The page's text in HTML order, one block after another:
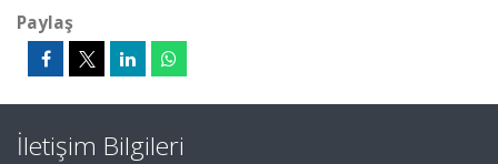
Paylaş
İletişim Bilgileri